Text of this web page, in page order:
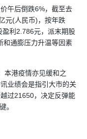
午后倒跌6%，截至去
元(人民币)，按年跌
利2.786元，派末期股
和通膨压力升温等因素
本港疫情亦见缓和之
业绩会是指引大市的关
过21650，决定反弹能
。